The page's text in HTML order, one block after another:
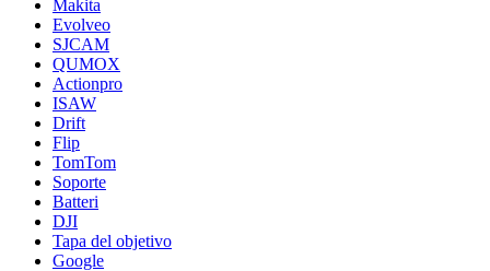
Makita
Evolveo
SJCAM
QUMOX
Actionpro
ISAW
Drift
Flip
TomTom
Soporte
Batteri
DJI
Tapa del objetivo
Google